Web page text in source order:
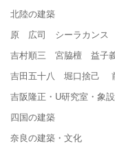
北陸の建築
原 広司 シーラカンス
吉村順三 宮脇檀 益子
吉田五十八 堀口捨己
吉阪隆正・U研究室・象
四国の建築
奈良の建築・文化